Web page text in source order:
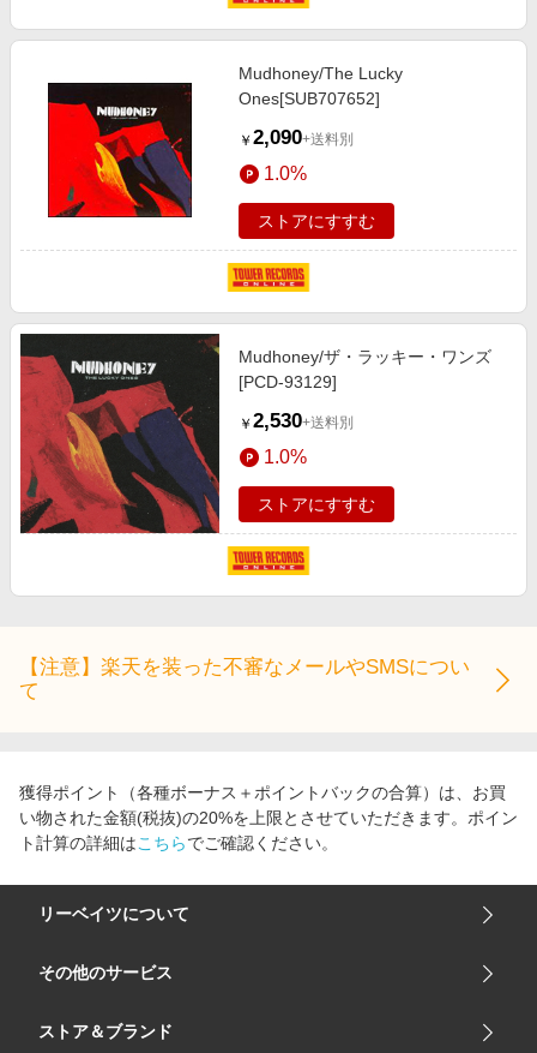
Mudhoney/The Lucky
Ones[SUB707652]
￥ 2,090+送料別
1.0%
ストアにすすむ
Mudhoney/ザ・ラッキー・ワンズ
[PCD-93129]
￥ 2,530+送料別
1.0%
ストアにすすむ
【注意】楽天を装った不審なメールやSMSについ
て
獲得ポイント（各種ボーナス＋ポイントバックの合算）は、お買
い物された金額(税抜)の20%を上限とさせていただきます。ポイン
ト計算の詳細はこちらでご確認ください。
リーベイツについて
会社概要
サイトマップ
その他のサービス
楽天市場
ストア＆ブランド